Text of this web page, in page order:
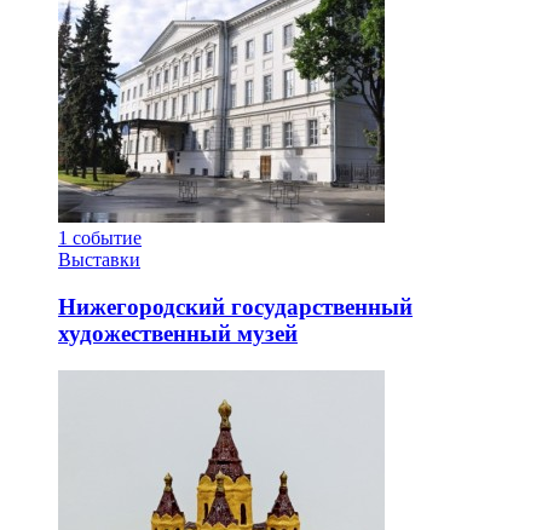
1 событие
Выставки
Нижегородский государственный
художественный музей